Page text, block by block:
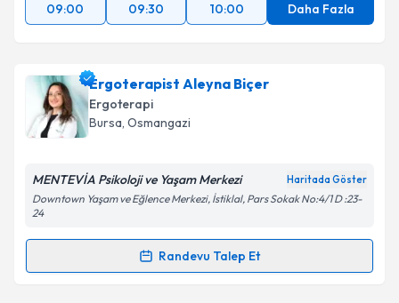
09:00
09:30 10:00 Daha Fazla
Ergoterapist Aleyna Biçer
Ergoterapi
Bursa, Osmangazi
MENTEVİA Psikoloji ve Yaşam Merkezi Haritada Göster
Downtown Yaşam ve Eğlence Merkezi, İstiklal, Pars Sokak No:4/1 D :23-
24
Randevu Talep Et
Randevu Takvimi Talebi